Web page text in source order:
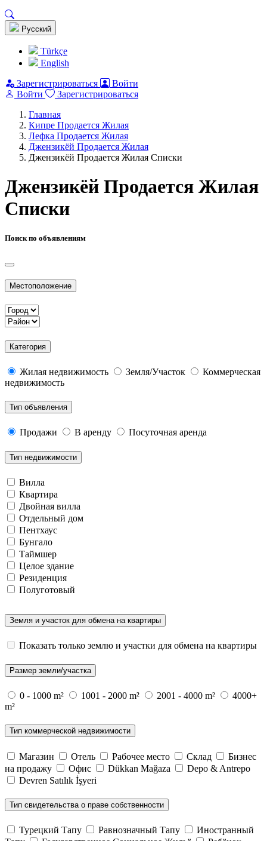
Pусский
Türkçe
English
Зарегистрироваться
Войти
Войти
Зарегистрироваться
Главная
Кипре Продается Жилая
Лефка Продается Жилая
Джензикёй Продается Жилая
Джензикёй Продается Жилая Списки
Джензикёй Продается Жилая
Списки
Поиск по объявлениям
Местоположение
Категория
Жилая недвижимость Земля/Участок
Коммерческая
недвижимость
Тип объявления
Продажи В аренду Посуточная аренда
Тип недвижимости
Вилла
Квартира
Двойная вилла
Отдельный дом
Пентхаус
Бунгало
Таймшер
Целое здание
Резиденция
Полуготовый
Земля и участок для обмена на квартиры
Показать только землю и участки для обмена на квартиры
Размер земли/участка
0 - 1000 m² 1001 - 2000 m² 2001 - 4000 m²
4000+
m²
Тип коммерческой недвижимости
Магазин Отель Рабочее место Склад
Бизнес
на продажу
Офис Dükkan Mağaza
Depo & Antrepo
Devren Satılık İşyeri
Тип свидетельства о праве собственности
Турецкий Тапу Равнозначный Тапу
Иностранный